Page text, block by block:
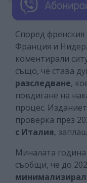
Според
Франция и
коментирали
също, че става
разследване,
повдигане на
процес.
проверка през
с Италия,
Миналата
съобщи, че до